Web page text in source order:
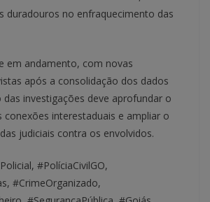
duradouros no enfraquecimento das
em andamento, com novas
após a consolidação dos dados
das investigações deve aprofundar o
conexões interestaduais e ampliar o
judiciais contra os envolvidos.
#PolíciaCivilGO,
#CrimeOrganizado,